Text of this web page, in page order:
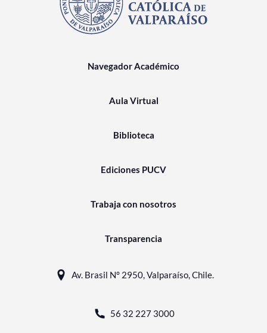
Navegador Académico
Aula Virtual
Biblioteca
Ediciones PUCV
Trabaja con nosotros
Transparencia
Av. Brasil N° 2950, Valparaíso, Chile.
56 32 227 3000